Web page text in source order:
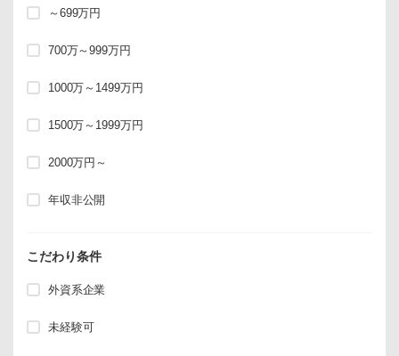
～699万円
700万～999万円
1000万～1499万円
1500万～1999万円
2000万円～
年収非公開
こだわり条件
外資系企業
未経験可